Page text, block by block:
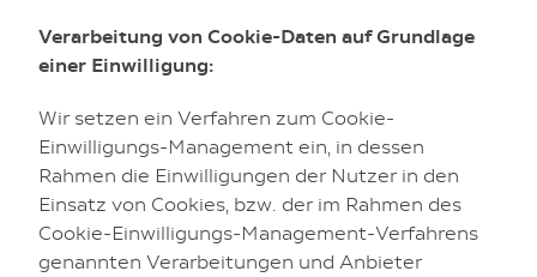
Verarbeitung von Cookie-Daten auf Grundlage
einer Einwilligung:
Wir setzen ein Verfahren zum Cookie-
Einwilligungs-Management ein, in dessen
Rahmen die Einwilligungen der Nutzer in den
Einsatz von Cookies, bzw. der im Rahmen des
Cookie-Einwilligungs-Management-Verfahrens
genannten Verarbeitungen und Anbieter